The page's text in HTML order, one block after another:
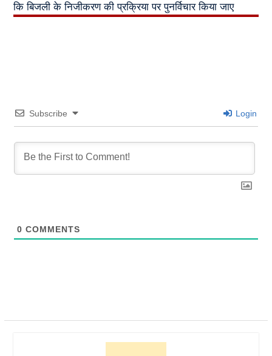
कि बिजली के निजीकरण की प्रक्रिया पर पुनर्विचार किया जाए
Subscribe Login
0 COMMENTS